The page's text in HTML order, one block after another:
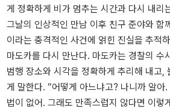
게 정확하게 비가 멈추는 시간과 다시 내리
그날의 인상적인 만남 이후 친구 준야와 함
이라는 충격적인 사건에 얽힌 진실을 추적
마도카를 다시 만난다. 마도카는 경찰의 수
범행 장소와 시각을 정확하게 추리해 내고,
게 말한다. “어떻게 아느냐고? 나니까 알아
법이 없어. 그래도 만족스럽지 않다면 이렇